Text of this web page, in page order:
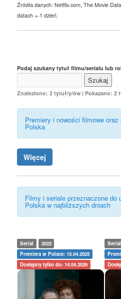
Źródła danych: Netflix.com, The Movie
datach +-1 dzień.
Podaj szukany tytuł filmu/serialu lub
Znaleziono: 2 tytuł/y/ów | Pokazano: 2
Premiery i nowości filmowe
Polska
Więcej
Filmy i seriale przeznaczone do
Polska w najbliższych dniach
Serial
2022
Premiera w Polsce: 15.04.2025
Dostępny tylko do: 14.04.2026
Serial